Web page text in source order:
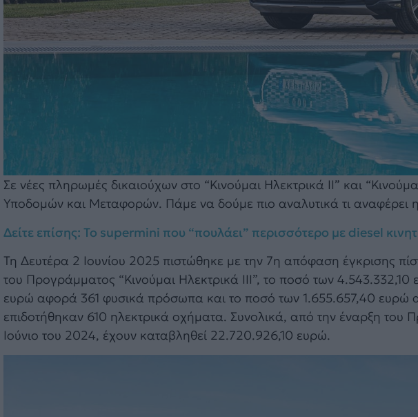
Σε νέες πληρωμές δικαιούχων στο “Κινούμαι Ηλεκτρικά ΙΙ” και
Υποδομών και Μεταφορών. Πάμε να δούμε πιο αναλυτικά τι αναφέρει
Δείτε επίσης: Το supermini που “πουλάει” περισσότερο με diesel
Τη Δευτέρα 2 Ιουνίου 2025 πιστώθηκε με την 7η απόφαση έγκρισης
του Προγράμματος “Κινούμαι Ηλεκτρικά ΙΙΙ”, το ποσό των
ευρώ αφορά 361 φυσικά πρόσωπα και το ποσό των 1.655.657,40 ευρώ
επιδοτήθηκαν 610 ηλεκτρικά οχήματα. Συνολικά, από την έναρξη του
Ιούνιο του 2024, έχουν καταβληθεί 22.720.926,10 ευρώ.